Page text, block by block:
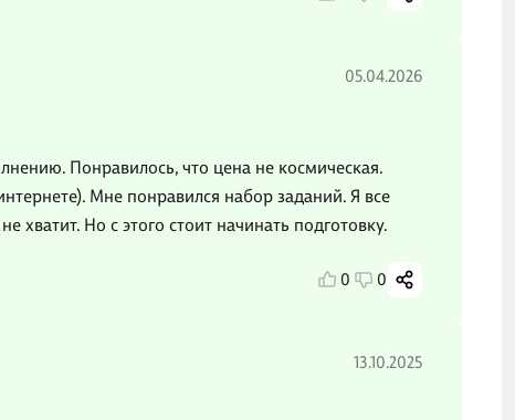
05.04.2026
Понравилось, что цена не космическая.
Мне понравился набор заданий. Я все
Но с этого стоит начинать подготовку.
0 0
13.10.2025